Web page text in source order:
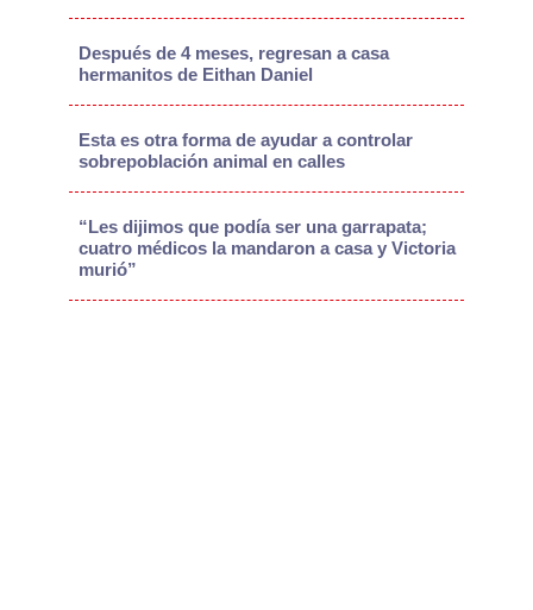
Después de 4 meses, regresan a casa
hermanitos de Eithan Daniel
Esta es otra forma de ayudar a controlar
sobrepoblación animal en calles
“Les dijimos que podía ser una garrapata;
cuatro médicos la mandaron a casa y Victoria
murió”